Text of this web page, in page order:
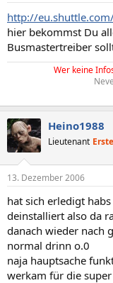
http://
hier bekommst Du
Busmastertreiber
Wer keine
Heino1988
Lieutenant
13. Dezember 2006
hat sich erledigt
deinstalliert also da
danach wieder nach
normal drinn o.0
naja hauptsache
werkam für die super